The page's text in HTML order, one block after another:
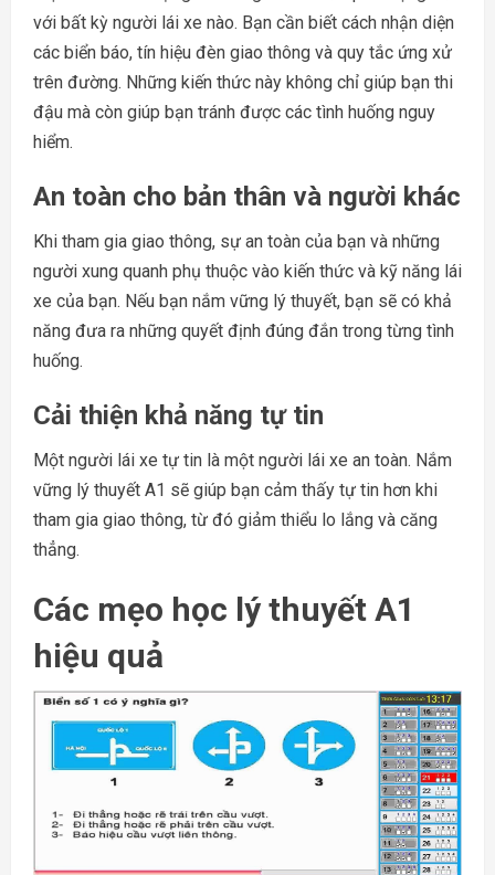
với bất kỳ người lái xe nào. Bạn cần biết cách nhận diện
các biển báo, tín hiệu đèn giao thông và quy tắc ứng xử
trên đường. Những kiến thức này không chỉ giúp bạn thi
đậu mà còn giúp bạn tránh được các tình huống nguy
hiểm.
An toàn cho bản thân và người khác
Khi tham gia giao thông, sự an toàn của bạn và những
người xung quanh phụ thuộc vào kiến thức và kỹ năng lái
xe của bạn. Nếu bạn nắm vững lý thuyết, bạn sẽ có khả
năng đưa ra những quyết định đúng đắn trong từng tình
huống.
Cải thiện khả năng tự tin
Một người lái xe tự tin là một người lái xe an toàn. Nắm
vững lý thuyết A1 sẽ giúp bạn cảm thấy tự tin hơn khi
tham gia giao thông, từ đó giảm thiểu lo lắng và căng
thẳng.
Các mẹo học lý thuyết A1
hiệu quả